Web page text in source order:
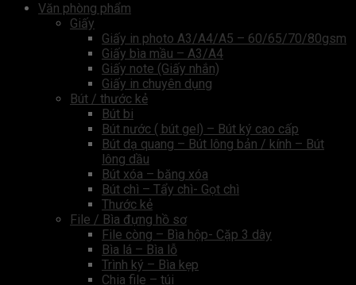
Văn phòng phẩm
Giấy
Giấy in photo A3/A4/A5 – 60/65/70/80gsm
Giấy bìa mầu – A3/A4
Giấy note (Giấy nhắn)
Giấy in chuyên dụng
Bút / thước kẻ
Bút bi
Bút nước ( bút gel) – Bút ký cao cấp
Bút dạ quang – Bút lông bản / kính – Bút
lông dầu
Bút xóa – băng xóa
Bút chì – Tẩy chì- Gọt chì
Thước kẻ
File / Bìa đựng hồ sơ
File còng – Bìa hộp- Cặp 3 dây
Bìa lá – Bìa lỗ
Trình ký – Bìa kẹp
Chia file – túi